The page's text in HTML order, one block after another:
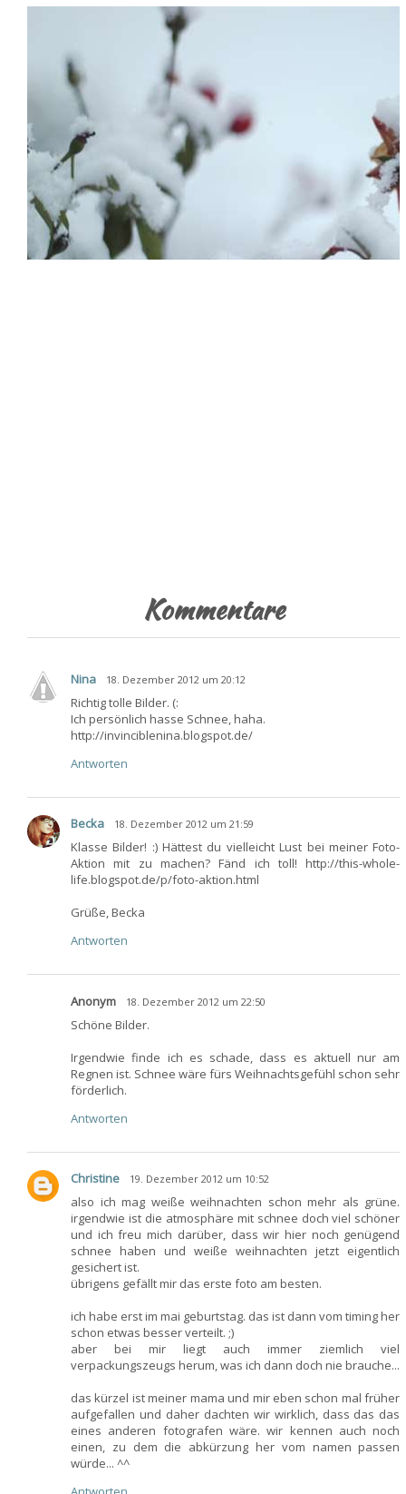
Kommentare
Nina 18. Dezember 2012 um 20:12
Richtig tolle Bilder. (:
Ich persönlich hasse Schnee, haha.
http://invinciblenina.blogspot.de/
Antworten
Becka 18. Dezember 2012 um 21:59
Klasse Bilder! :) Hättest du vielleicht Lust bei meiner Foto-
Aktion mit zu machen? Fänd ich toll! http://this-whole-
life.blogspot.de/p/foto-aktion.html
Grüße, Becka
Antworten
Anonym 18. Dezember 2012 um 22:50
Schöne Bilder.
Irgendwie finde ich es schade, dass es aktuell nur am
Regnen ist. Schnee wäre fürs Weihnachtsgefühl schon sehr
förderlich.
Antworten
Christine 19. Dezember 2012 um 10:52
also ich mag weiße weihnachten schon mehr als grüne.
irgendwie ist die atmosphäre mit schnee doch viel schöner
und ich freu mich darüber, dass wir hier noch genügend
schnee haben und weiße weihnachten jetzt eigentlich
gesichert ist.
übrigens gefällt mir das erste foto am besten.
ich habe erst im mai geburtstag. das ist dann vom timing her
schon etwas besser verteilt. ;)
aber bei mir liegt auch immer ziemlich viel
verpackungszeugs herum, was ich dann doch nie brauche...
das kürzel ist meiner mama und mir eben schon mal früher
aufgefallen und daher dachten wir wirklich, dass das das
eines anderen fotografen wäre. wir kennen auch noch
einen, zu dem die abkürzung her vom namen passen
würde... ^^